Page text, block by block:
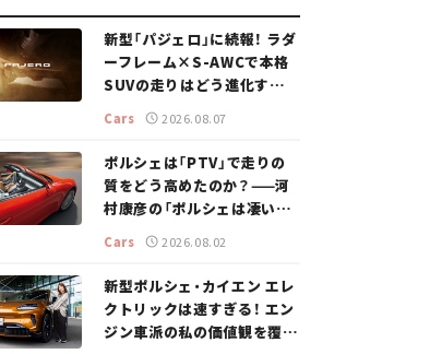
新型「パジェロ」に続報！ ラダ
ーフレーム×S-AWCで本格
SUVの走りはどう進化する？
【新車ニュース】
Cars 2026.08.07
ポルシェは「PTV」で走りの
質をどう高めたのか？——河
村康彦の「ポルシェは凄い！」
Cars 2026.08.02
新型ポルシェ・カイエン エレ
クトリックは速すぎる！ エン
ジン車派の私の価値観を覆し